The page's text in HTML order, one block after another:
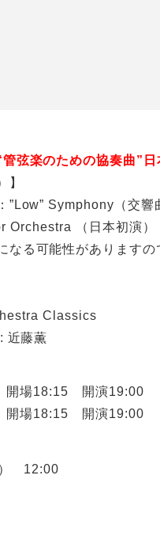
弦楽のための協奏曲”日
】
”Low” Symphony（交響
Orchestra （日本初演）
なる可能性がありますの
Classics
近藤薫
開場18:15 開演19:00
開場18:15 開演19:00
） 12:00